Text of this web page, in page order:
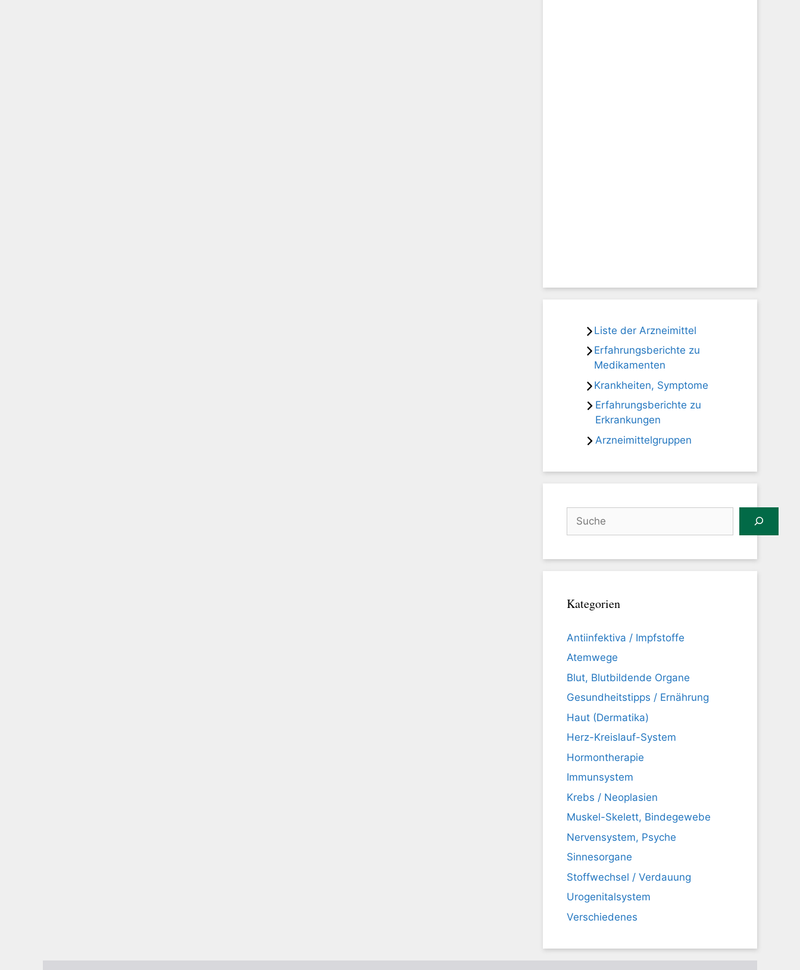
Liste der Arzneimittel
Erfahrungsberichte zu
Medikamenten
Krankheiten, Symptome
Erfahrungsberichte zu
Erkrankungen
Arzneimittelgruppen
Kategorien
Antiinfektiva / Impfstoffe
Atemwege
Blut, Blutbildende Organe
Gesundheitstipps / Ernährung
Haut (Dermatika)
Herz-Kreislauf-System
Hormontherapie
Immunsystem
Krebs / Neoplasien
Muskel-Skelett, Bindegewebe
Nervensystem, Psyche
Sinnesorgane
Stoffwechsel / Verdauung
Urogenitalsystem
Verschiedenes